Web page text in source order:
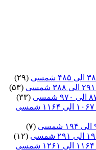
(۲۹)
(۵۳)
(۳۳)
(۷)
(۱۲)